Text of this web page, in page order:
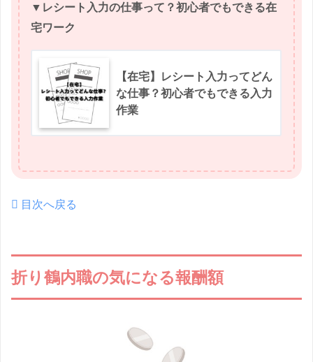
▼レシート入力の仕事って？初心者でもできる在
宅ワーク
【在宅】レシート入力ってどん
な仕事？初心者でもできる入力
作業
目次へ戻る
折り鶴内職の気になる報酬額